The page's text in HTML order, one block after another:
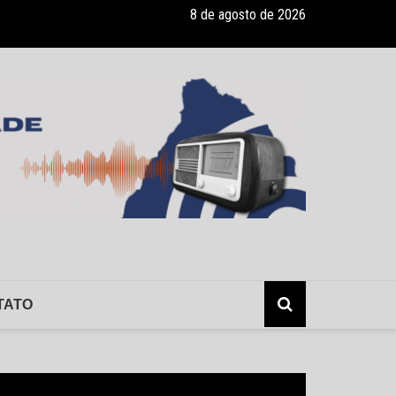
recebe pocket-show gratuito “A Bela e a Fera” na 16ª “Diversão
8 de agosto de 2026